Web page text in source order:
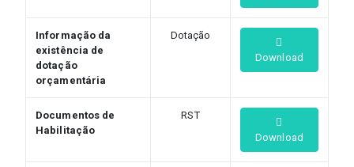
Informação da
existência de
dotação
orçamentária
Dotação
Download
Documentos de
Habilitação
RST
Download